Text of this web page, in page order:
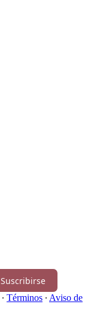
Suscribirse
∙ Términos ∙ Aviso de